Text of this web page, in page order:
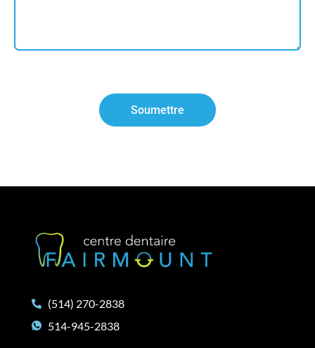
Soumettre
(514) 270-2838
514-945-2838